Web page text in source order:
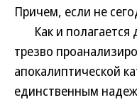
Причем, если не
Как и полагается
трезво
апокалиптической
единственным